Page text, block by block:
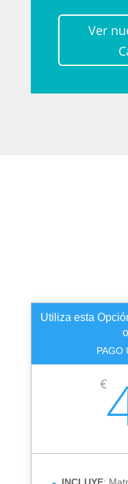
Ver
Utiliza esta
PAGO
€